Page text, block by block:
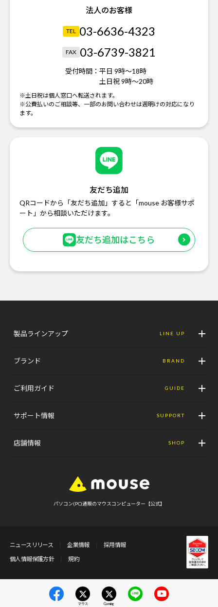
法人のお客様
TEL 03-6636-4323
FAX 03-6739-3821
受付時間： 平日 9時～18時
土日祝 9時～20時
※土日祝は個人窓口へ転送されます。
※公費払いのご相談等、一部のお問い合わせは週明けの対応になり
ます。
友だち追加
QRコードから「友だち追加」すると「mouse お客様サポ
ート」から相談いただけます。
友だち追加はこちら
製品ラインアップ LINE UP
ブランド BRAND
ご利用ガイド GUIDE
サポート情報 SUPPORT
店舗情報 SHOP
パソコン(PC)通販のマウスコンピューター【公式】
ニュースリリース 企業情報
採用情報
個人情報保護方針
規約
マウス Gaming